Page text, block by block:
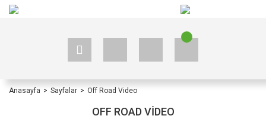
Anasayfa Sayfalar Off Road Video
OFF ROAD VIDEO